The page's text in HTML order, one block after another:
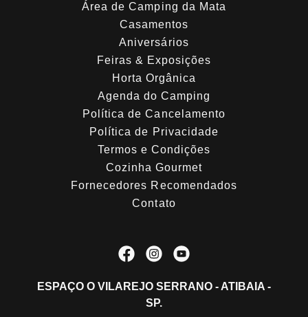
Área de Camping da Mata
Casamentos
Aniversários
Feiras & Exposições
Horta Orgânica
Agenda do Camping
Política de Cancelamento
Política de Privacidade
Termos e Condições
Cozinha Gourmet
Fornecedores Recomendados
Contato
ESPAÇO O VILAREJO SERRANO - ATIBAIA -
SP.